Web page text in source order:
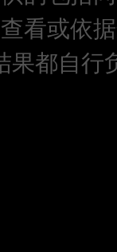
看或依
果都自行